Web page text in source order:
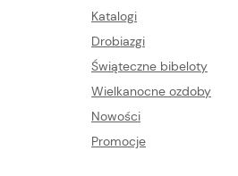
Katalogi
Drobiazgi
Świąteczne bibeloty
Wielkanocne ozdoby
Nowości
Promocje